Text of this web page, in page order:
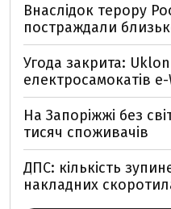
Внаслідок терору
постраждали
Угода закрита:
електросамокатів
На Запоріжжі без
тисяч споживачів
ДПС: кількість
накладних